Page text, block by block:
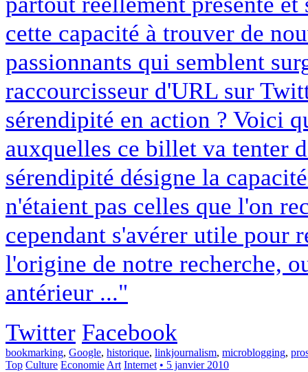
cette capacité à trouver de
passionnants qui semblent
raccourcisseur d'URL sur
sérendipité en action ? Voici
auxquelles ce billet va tenter
sérendipité désigne la
n'étaient pas celles que l'on
cependant s'avérer utile pour
l'origine de notre recherche,
antérieur ..."
Twitter Facebook
bookmarking, Google, historique, linkjournalism, microblogging,
Top Culture EconomieArt Internet • 5 janvier 2010